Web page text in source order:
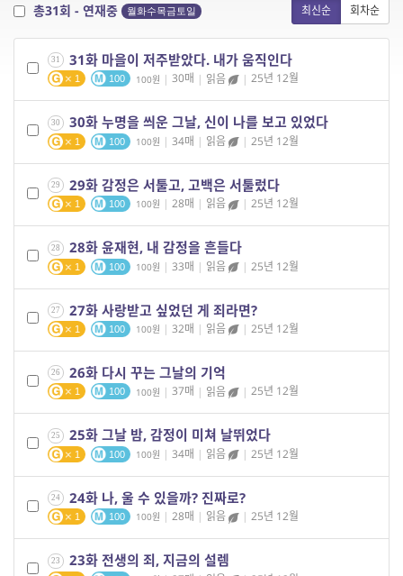
총31회 - 연재중 월화수목금토일 최신순 회차순
31 31화 마을이 저주받았다. 내가 움직인다
1 100 100 | 30매 | 읽음 | 25년 12월
30 30화 누명을 씌운 그날, 신이 나를 보고 있었다
1 100 100 | 34매 | 읽음 | 25년 12월
29 29화 감정은 서툴고, 고백은 서툴렀다
1 100 100 | 28매 | 읽음 | 25년 12월
28 28화 윤재현, 내 감정을 흔들다
1 100 100 | 33매 | 읽음 | 25년 12월
27 27화 사랑받고 싶었던 게 죄라면?
1 100 100 | 32매 | 읽음 | 25년 12월
26 26화 다시 꾸는 그날의 기억
1 100 100 | 37매 | 읽음 | 25년 12월
25 25화 그날 밤, 감정이 미쳐 날뛰었다
1 100 100 | 34매 | 읽음 | 25년 12월
24 24화 나, 울 수 있을까? 진짜로?
1 100 100 | 28매 | 읽음 | 25년 12월
23 23화 전생의 죄, 지금의 설렘